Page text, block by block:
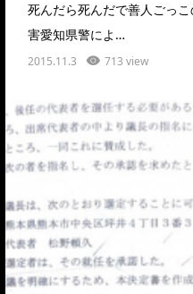
死んだら死んだで善人ごっ
害愛知県警によ…
2015.11.3 713 view